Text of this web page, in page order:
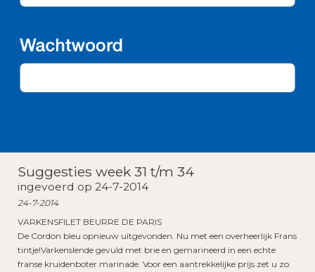
Suggesties week 31 t/m 34
ingevoerd op 24-7-2014
24-7-2014
VARKENSFILET BEURRE DE PARIS
De Cordon bleu opnieuw uitgevonden. Nu met een overheerlijk Frans
tintje!Varkenslende gevuld met brie en gemarineerd in een echte
franse kruidenboter marinade. Voor een aantrekkelijke prijs zet u zo